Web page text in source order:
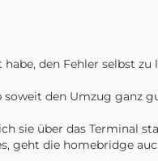
den Fehler selbst
den Umzug ganz
sie über das Terminal
geht die homebridge